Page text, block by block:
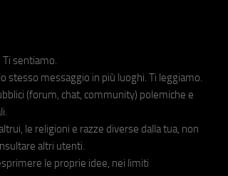
Ti sentiamo.
stesso messaggio in più luoghi. Ti leggiamo.
(forum, chat, community) polemiche e
le religioni e razze diverse dalla tua, non
altri utenti.
le proprie idee, nei limiti